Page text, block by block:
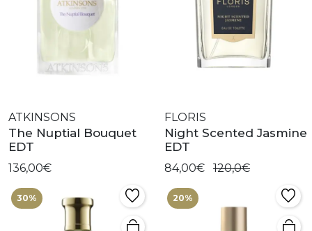
ATKINSONS
The Nuptial Bouquet
EDT
136,00€
FLORIS
Night Scented Jasmine
EDT
84,00€ 120,0€
30% 20%